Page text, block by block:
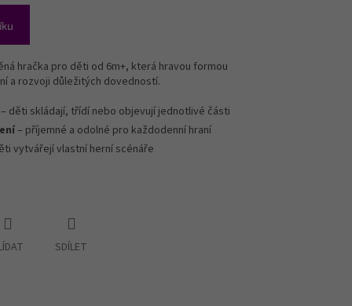
hračka pro děti od 6m+, která hravou formou
a rozvoji důležitých dovedností.
– děti skládají, třídí nebo objevují jednotlivé části
– příjemné a odolné pro každodenní hraní
vytvářejí vlastní herní scénáře
SDÍLET